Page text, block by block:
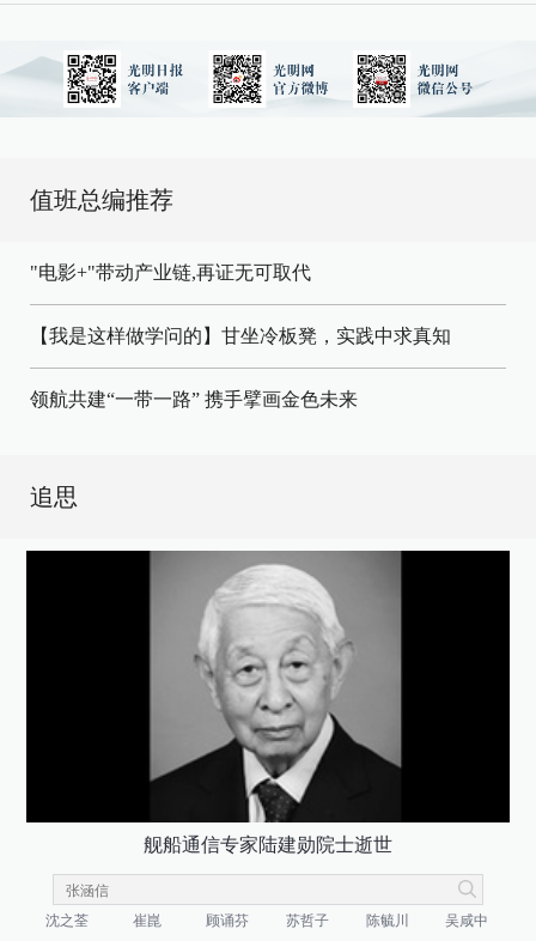
值班总编推荐
"电影+"带动产业链,再证无可取代
【我是这样做学问的】甘坐冷板凳，实践中求真知
领航共建“一带一路” 携手擘画金色未来
追思
舰船通信专家陆建勋院士逝世
沈之荃 崔崑 顾诵芬 苏哲子 陈毓川
吴咸中